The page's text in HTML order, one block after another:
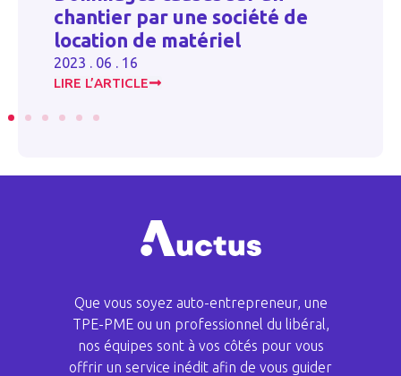
chantier par une société de
location de matériel
2023 . 06 . 16
LIRE L’ARTICLE
Que vous soyez auto-entrepreneur, une
TPE-PME ou un professionnel du libéral,
nos équipes sont à vos côtés pour vous
offrir un service inédit afin de vous guider